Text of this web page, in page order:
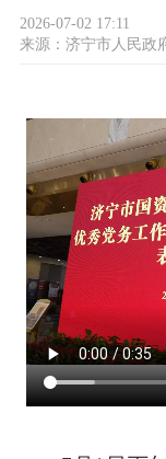
2026-07-02 17:11
来源： 济宁市人民政